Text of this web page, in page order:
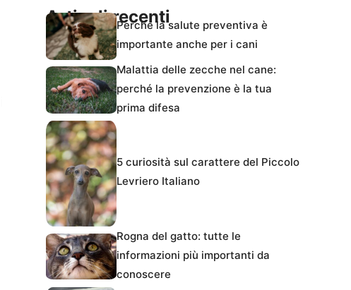
Articoli recentiPerché la salute preventiva è
importante anche per i cani
Malattia delle zecche nel cane:
perché la prevenzione è la tua
prima difesa
5 curiosità sul carattere del Piccolo
Levriero Italiano
Rogna del gatto: tutte le
informazioni più importanti da
conoscere